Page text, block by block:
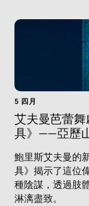
5 四月
艾夫曼芭蕾
具》——亞歷
鮑里斯艾夫曼的
具》揭示了這位
種陰謀，透過肢
淋漓盡致。